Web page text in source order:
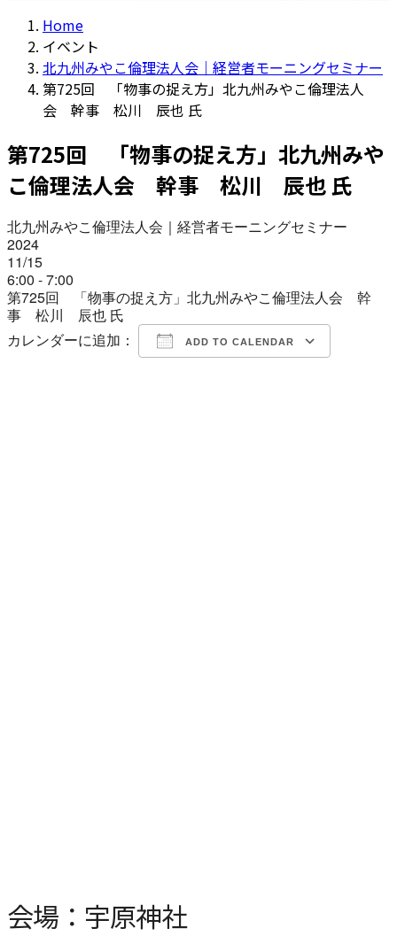
Home
イベント
北九州みやこ倫理法人会｜経営者モーニングセミナー
第725回 「物事の捉え方」北九州みやこ倫理法人
会 幹事 松川 辰也 氏
第725回 「物事の捉え方」北九州みや
こ倫理法人会 幹事 松川 辰也 氏
北九州みやこ倫理法人会｜経営者モーニングセミナー
2024
11/15
6:00 - 7:00
第725回 「物事の捉え方」北九州みやこ倫理法人会 幹
事 松川 辰也 氏
カレンダーに追加：
ADD TO CALENDAR
会場：宇原神社